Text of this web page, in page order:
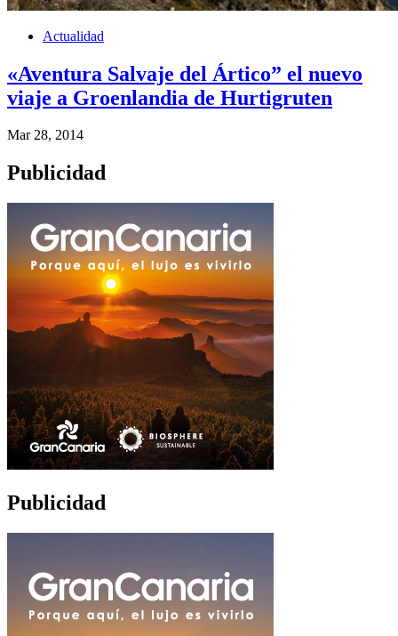
Actualidad
«Aventura Salvaje del Ártico” el nuevo
viaje a Groenlandia de Hurtigruten
Mar 28, 2014
Publicidad
Publicidad